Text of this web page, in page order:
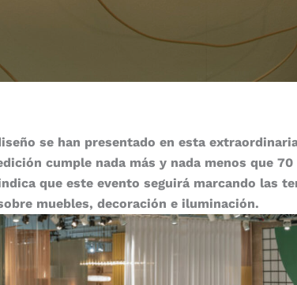
se han presentado en esta
cumple nada más y nada menos que
que este evento seguirá marcando las
muebles, decoración e iluminación.